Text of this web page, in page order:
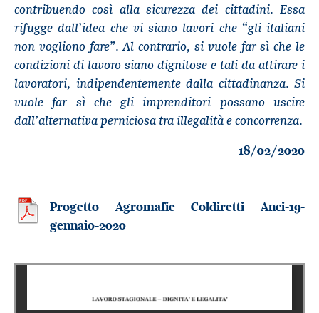
contribuendo così alla sicurezza dei cittadini. Essa
rifugge dall’idea che vi siano lavori che “gli italiani
non vogliono fare”. Al contrario, si vuole far sì che le
condizioni di lavoro siano dignitose e tali da attirare i
lavoratori, indipendentemente dalla cittadinanza. Si
vuole far sì che gli imprenditori possano uscire
dall’alternativa perniciosa tra illegalità e concorrenza.
18/02/2020
Progetto Agromafie Coldiretti Anci-19-
gennaio-2020